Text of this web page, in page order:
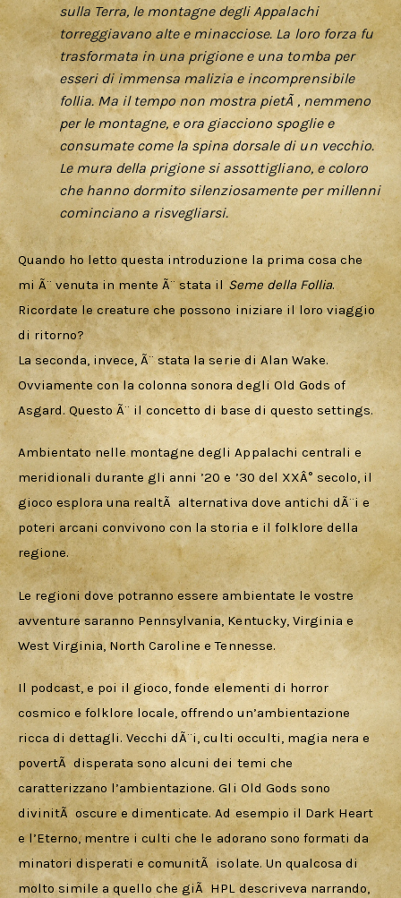
sulla Terra, le montagne degli Appalachi
torreggiavano alte e minacciose. La loro forza fu
trasformata in una prigione e una tomba per
esseri di immensa malizia e incomprensibile
follia. Ma il tempo non mostra pietÃ , nemmeno
per le montagne, e ora giacciono spoglie e
consumate come la spina dorsale di un vecchio.
Le mura della prigione si assottigliano, e coloro
che hanno dormito silenziosamente per millenni
cominciano a risvegliarsi.
Quando ho letto questa introduzione la prima cosa che
mi Ã¨ venuta in mente Ã¨ stata il Seme della Follia.
Ricordate le creature che possono iniziare il loro viaggio
di ritorno?
La seconda, invece, Ã¨ stata la serie di Alan Wake.
Ovviamente con la colonna sonora degli Old Gods of
Asgard. Questo Ã¨ il concetto di base di questo settings.
Ambientato nelle montagne degli Appalachi centrali e
meridionali durante gli anni ’20 e ’30 del XXÂ° secolo, il
gioco esplora una realtÃ  alternativa dove antichi dÃ¨i e
poteri arcani convivono con la storia e il folklore della
regione.
Le regioni dove potranno essere ambientate le vostre
avventure saranno Pennsylvania, Kentucky, Virginia e
West Virginia, North Caroline e Tennesse.
Il podcast, e poi il gioco, fonde elementi di horror
cosmico e folklore locale, offrendo un’ambientazione
ricca di dettagli. Vecchi dÃ¨i, culti occulti, magia nera e
povertÃ  disperata sono alcuni dei temi che
caratterizzano l’ambientazione. Gli Old Gods sono
divinitÃ  oscure e dimenticate. Ad esempio il Dark Heart
e l’Eterno, mentre i culti che le adorano sono formati da
minatori disperati e comunitÃ  isolate. Un qualcosa di
molto simile a quello che giÃ  HPL descriveva narrando,